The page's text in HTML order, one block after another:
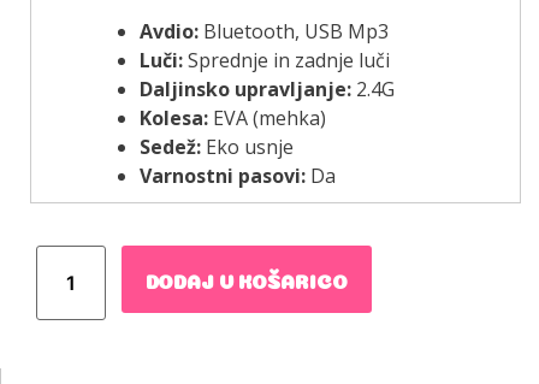
Avdio: Bluetooth, USB Mp3
Luči:Sprednje in zadnje luči
Daljinsko upravljanje: 2.4G
Kolesa: EVA (mehka)
Sedež: Eko usnje
Varnostni pasovi: Da
DODAJ V KOŠARICO